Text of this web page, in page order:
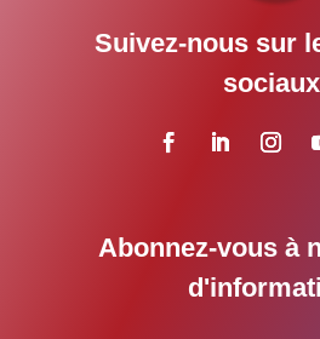
Suivez-nous sur
sociaux
Abonnez-vous à